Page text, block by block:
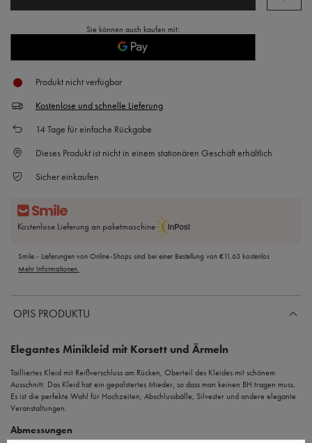
Sie können auch kaufen mit:
Produkt nicht verfügbar
Kostenlose und schnelle Lieferung
14Tage für einfache Rückgabe
Dieses Produkt ist nicht in einem stationären Geschäft erhältlich
Sicher einkaufen
Kostenlose Lieferung an paketmaschine
Smile - Lieferungen von Online-Shops sind bei einer Bestellung von €11.63 kostenlos
Mehr Informationen.
OPIS PRODUKTU
Elegantes Minikleid mit Korsett und Ärmeln
Tailliertes Kleid mit Reißverschluss am Rücken, Oberteil des Kleides mit schönem
Ausschnitt. Das Kleid hat ein gepolstertes Mieder, so dass man keinen BH tragen muss.
Es ist die perfekte Wahl für Hochzeiten, Abschlussbälle, Silvester und andere elegante
Veranstaltungen.
Abmessungen